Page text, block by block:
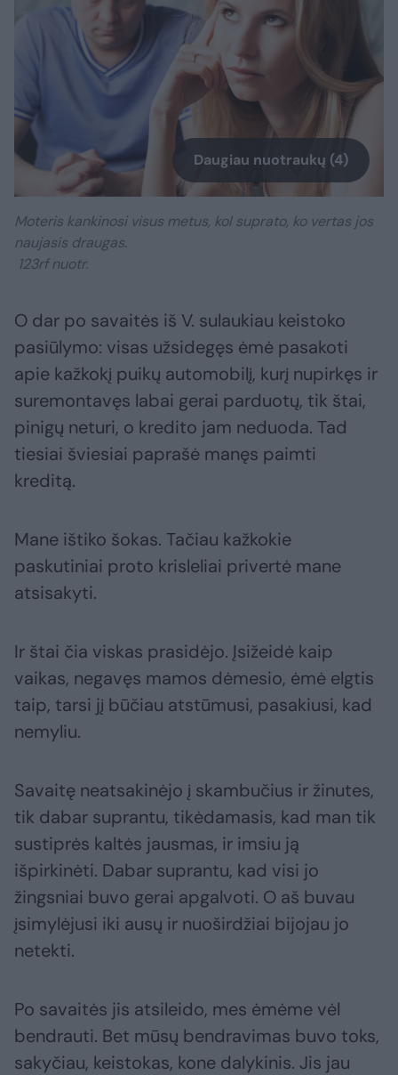
Daugiau nuotraukų (4)
Moteris kankinosi visus metus, kol suprato, ko vertas jos
naujasis draugas.
123rf nuotr.
O dar po savaitės iš V. sulaukiau keistoko
pasiūlymo: visas užsidegęs ėmė pasakoti
apie kažkokį puikų automobilį, kurį nupirkęs ir
suremontavęs labai gerai parduotų, tik štai,
pinigų neturi, o kredito jam neduoda. Tad
tiesiai šviesiai paprašė manęs paimti
kreditą.
Mane ištiko šokas. Tačiau kažkokie
paskutiniai proto krisleliai privertė mane
atsisakyti.
Ir štai čia viskas prasidėjo. Įsižeidė kaip
vaikas, negavęs mamos dėmesio, ėmė elgtis
taip, tarsi jį būčiau atstūmusi, pasakiusi, kad
nemyliu.
Savaitę neatsakinėjo į skambučius ir žinutes,
tik dabar suprantu, tikėdamasis, kad man tik
sustiprės kaltės jausmas, ir imsiu ją
išpirkinėti. Dabar suprantu, kad visi jo
žingsniai buvo gerai apgalvoti. O aš buvau
įsimylėjusi iki ausų ir nuoširdžiai bijojau jo
netekti.
Po savaitės jis atsileido, mes ėmėme vėl
bendrauti. Bet mūsų bendravimas buvo toks,
sakyčiau, keistokas, kone dalykinis. Jis jau